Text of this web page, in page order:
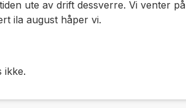
ute av drift dessverre. Vi venter
ila august håper vi.
ikke.